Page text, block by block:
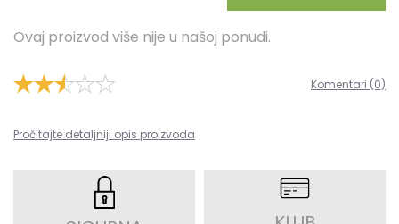
Ovaj proizvod više nije u našoj ponudi.
Komentari (0)
Pročitajte detaljniji opis proizvoda